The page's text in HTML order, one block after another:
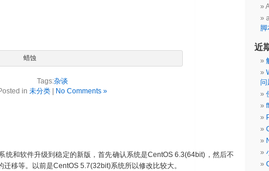
蜡蚀
Tags:杂谈
in 未分类| No Comments »
统和软件升级到稳定的新版，首先确认系统是CentOS 6.3(64bit)，然后不
移等。以前是CentOS 5.7(32bit)系统所以修改比较大。
近
问